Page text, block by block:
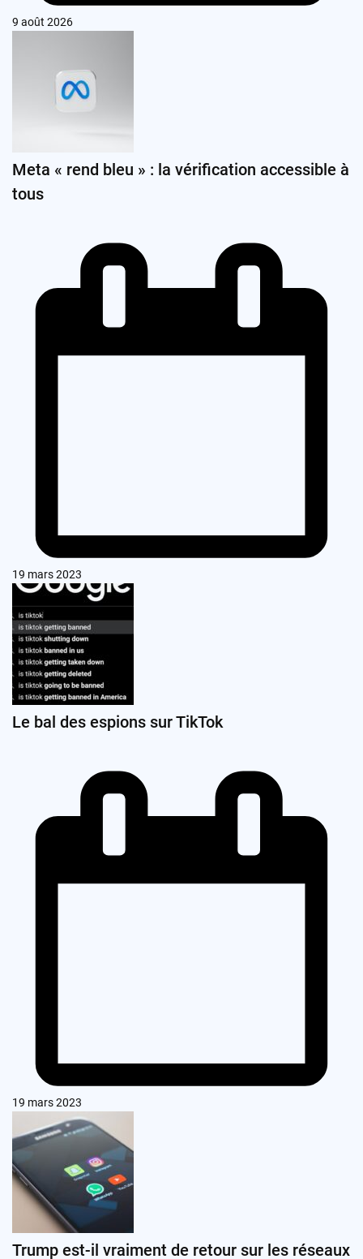
9 août 2026
Meta « rend bleu » : la vérification accessible à
tous
19 mars 2023
Le bal des espions sur TikTok
19 mars 2023
Trump est-il vraiment de retour sur les réseaux